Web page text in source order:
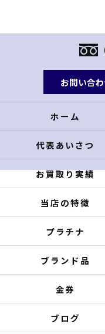
お問い合
ホーム
代表あいさつ
お買取り実績
当店の特徴
プラチナ
ブランド品
金券
ブログ